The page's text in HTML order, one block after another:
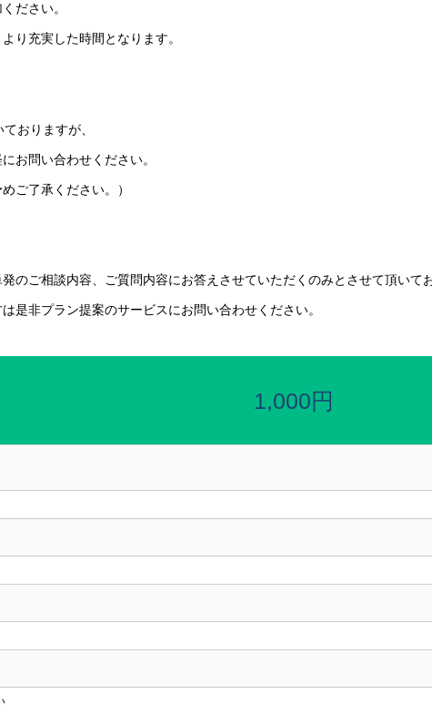
ださい。
り充実した時間となります。
おりますが、
お問い合わせください。
ご了承ください。）
のご相談内容、ご質問内容にお答えさせていただくのみとさせて頂いて
是非プラン提案のサービスにお問い合わせください。
1,000円